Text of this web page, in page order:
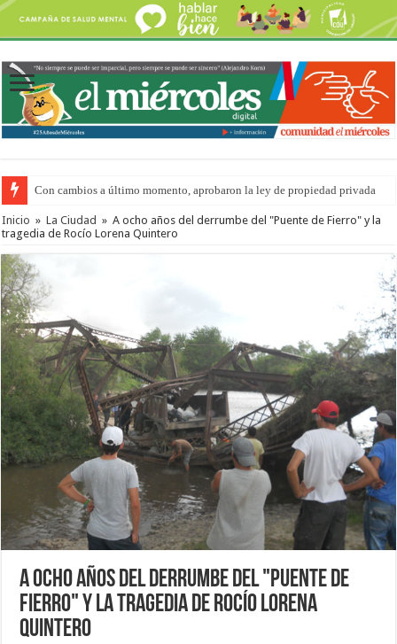
Con cambios a último momento, aprobaron la ley de propiedad privada
Adopción en Entre Ríos: el 35% de los 90 niños, niñas y adolescentes que
Inicio » La Ciudad » A ocho años del derrumbe del "Puente de Fierro" y la
tragedia de Rocío Lorena Quintero
A ocho años del derrumbe del "Puente de
Fierro" y la tragedia de Rocío Lorena
Quintero